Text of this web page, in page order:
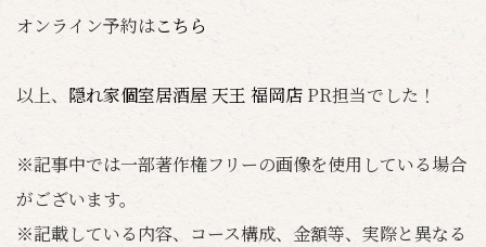
オンライン予約はこちら
以上、 隠れ家個室居酒屋 天王 福岡店 PR担当でした！
※記事中では一部著作権フリーの画像を使用している場合
がございます。
※記載している内容、コース構成、金額等、実際と異なる